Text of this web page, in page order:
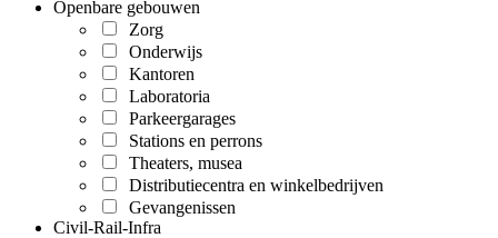
Openbare gebouwen
Zorg
Onderwijs
Kantoren
Laboratoria
Parkeergarages
Stations en perrons
Theaters, musea
Distributiecentra en winkelbedrijven
Gevangenissen
Civil-Rail-Infra